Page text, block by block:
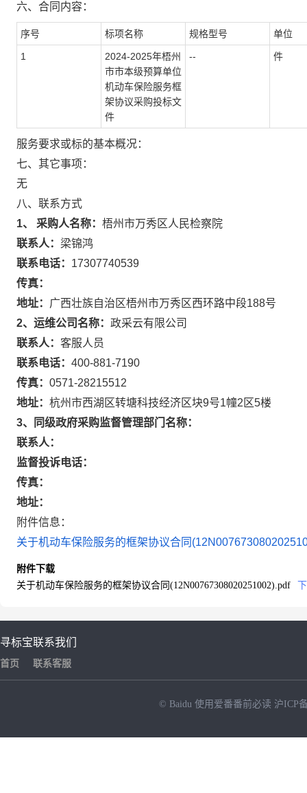
六、合同内容：
序号 标项名称 规格型号 单位
1
2024-2025年梧州
市市本级预算单位
机动车保险服务框
架协议采购投标文
件
-- 件
服务要求或标的基本概况：
七、其它事项：
无
八、联系方式
1、 采购人名称： 梧州市万秀区人民检察院
联系人： 梁锦鸿
联系电话： 17307740539
传真：
地址： 广西壮族自治区梧州市万秀区西环路中段188号
2、运维公司名称： 政采云有限公司
联系人： 客服人员
联系电话： 400-881-7190
传真： 0571-28215512
地址： 杭州市西湖区转塘科技经济区块9号1幢2区5楼
3、同级政府采购监督管理部门名称：
联系人：
监督投诉电话：
传真：
地址：
附件信息：
关于机动车保险服务的框架协议合同
附件下载
关于机动车保险服务的框架协议合同(12N00767308020251002).pdf
寻标宝
首页
联系我们
联系客服
© Baidu 使用爱番番前必读 沪ICP